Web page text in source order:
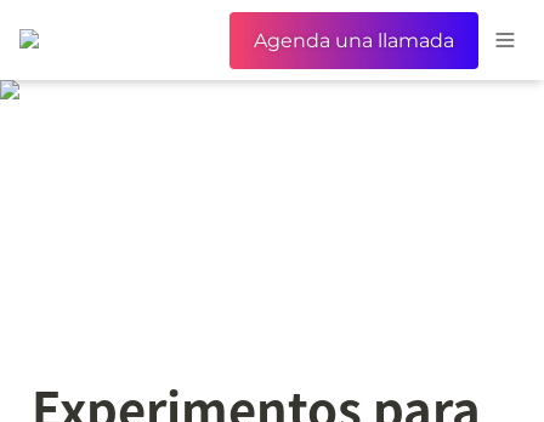
Agenda una llamada
Experimentos para